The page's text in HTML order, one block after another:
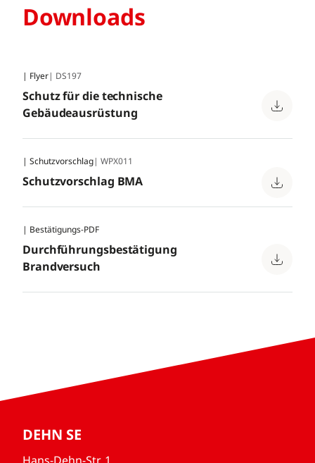
Downloads
| Flyer| DS197
Schutz für die technische
Gebäudeausrüstung
| Schutzvorschlag| WPX011
Schutzvorschlag BMA
| Bestätigungs-PDF
Durchführungsbestätigung
Brandversuch
DEHN SE
Hans-Dehn-Str. 1